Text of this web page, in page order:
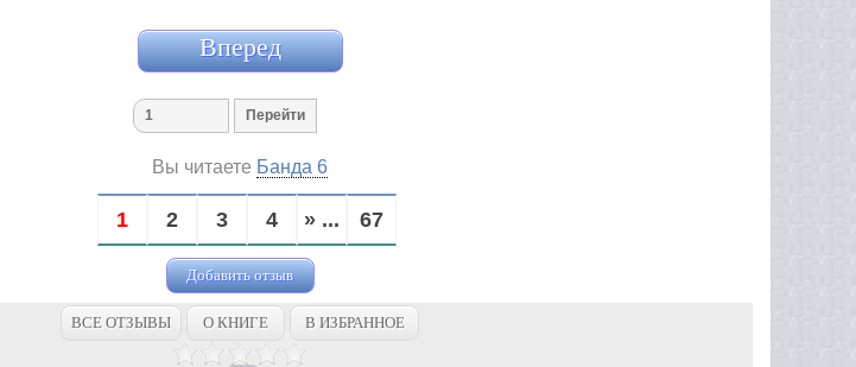
Вперед
Вы читаете Банда 6
1 2 3 4 » ... 67
Добавить отзыв
ВСЕ ОТЗЫВЫ О КНИГЕ В ИЗБРАННОЕ